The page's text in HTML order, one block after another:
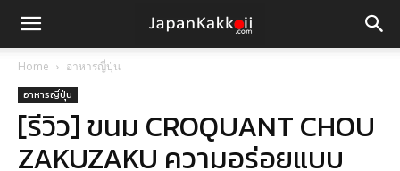
Home อาหารญี่ปุ่น
อาหารญี่ปุ่น
[รีวิว] ขนม CROQUANT CHOU
ZAKUZAKU ความอร่อยแบบ